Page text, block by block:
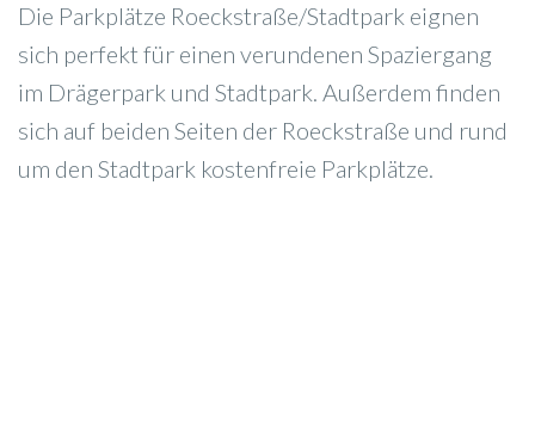
Die Parkplätze Roeckstraße/Stadtpark eignen
sich perfekt für einen verundenen Spaziergang
im Drägerpark und Stadtpark. Außerdem finden
sich auf beiden Seiten der Roeckstraße und rund
um den Stadtpark kostenfreie Parkplätze.